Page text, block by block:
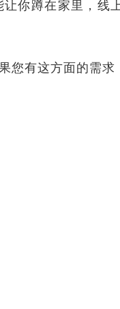
你蹲在家里，线
您有这方面的需求